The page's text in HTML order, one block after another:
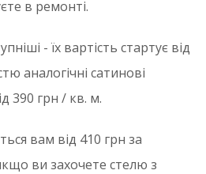
в ремонті.
- їх вартість стартує від
аналогічні сатинові
390 грн / кв. м.
вам від 410 грн за
ви захочете стелю з